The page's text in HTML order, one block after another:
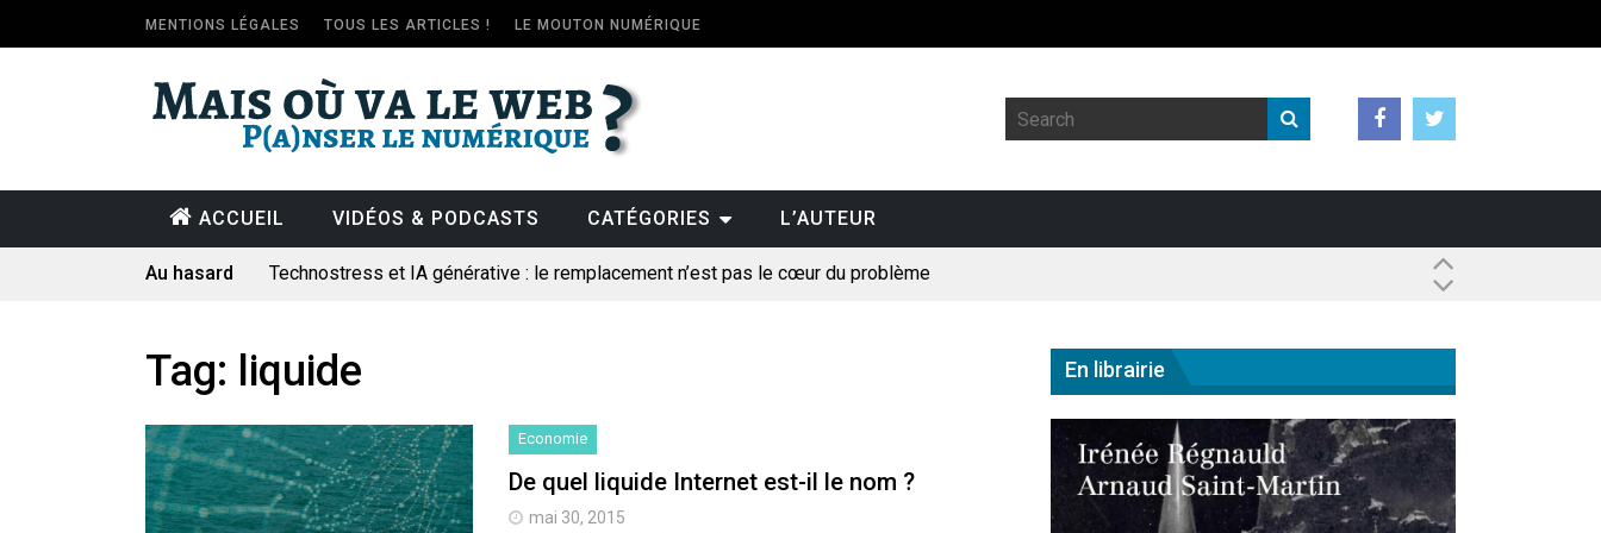
MENTIONS LÉGALES TOUS LES ARTICLES ! LE MOUTON NUMÉRIQUE
ACCUEIL VIDÉOS & PODCASTS CATÉGORIES L’AUTEUR
Au hasard
Technostress et IA générative : le remplacement n’est pas le cœur du problème
Le consultant : une lecture sociologique
Artemis II : objectif nul
Quand Mistral veut moraliser le pillage
Commentaire sur la polémique des perroquets
Les syndicats, (tout) contre l’IA
Tag: liquide
Economie
De quel liquide Internet est-il le nom ?
mai 30, 2015
En librairie